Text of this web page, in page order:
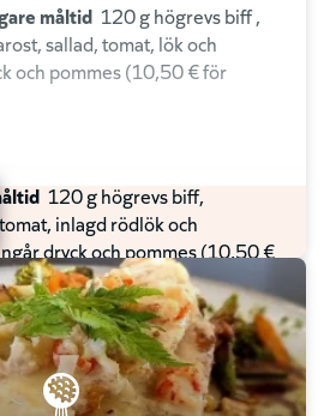
G M
Lunchsallad G M
måltid 120 g högrevs biff ,
sallad, tomat, lök och
och pommes (10,50 € för
120 g högrevs biff,
inlagd rödlök och
dryck och pommes (10,50 €
120 g högrevs biff,
inlagd rödlök och